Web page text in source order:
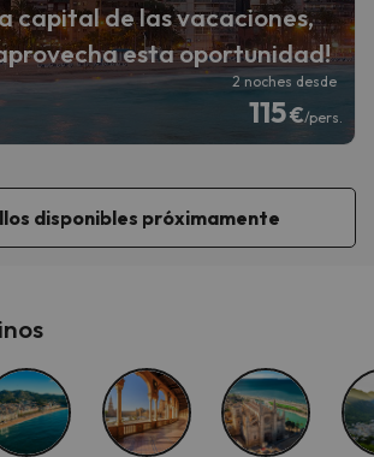
capital de las vacaciones,
esta oportunidad!
2 noches desde
115€/pers.
disponibles próximamente